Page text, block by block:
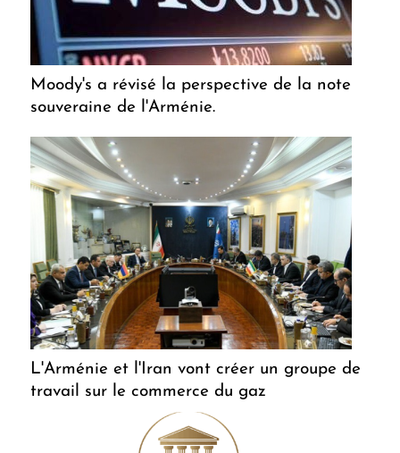
Moody's a révisé la perspective de la note
souveraine de l'Arménie.
L'Arménie et l'Iran vont créer un groupe de
travail sur le commerce du gaz